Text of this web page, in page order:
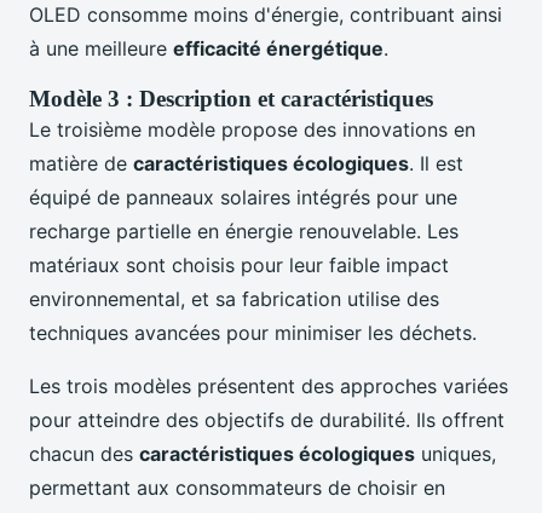
OLED consomme moins d'énergie, contribuant ainsi
à une meilleure efficacité énergétique.
Modèle 3 : Description et caractéristiques
Le troisième modèle propose des innovations en
matière de caractéristiques écologiques. Il est
équipé de panneaux solaires intégrés pour une
recharge partielle en énergie renouvelable. Les
matériaux sont choisis pour leur faible impact
environnemental, et sa fabrication utilise des
techniques avancées pour minimiser les déchets.
Les trois modèles présentent des approches variées
pour atteindre des objectifs de durabilité. Ils offrent
chacun des caractéristiques écologiques uniques,
permettant aux consommateurs de choisir en